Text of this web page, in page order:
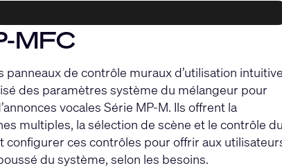
MFC
de contrôle muraux d’utilisation
des paramètres système du mélangeur pour
vocales Série MP-M. Ils offrent la
multiples, la sélection de scène et le contrôle
configurer ces contrôles pour offrir aux
du système, selon les besoins.